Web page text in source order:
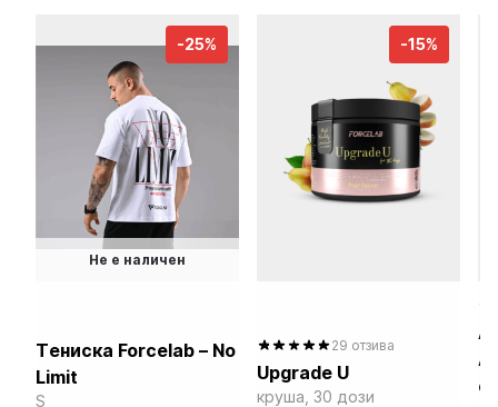
Не е наличен
-25%
Tениска Forcelab – No
Limit
S
-15%
out of 5
29 отзива
Upgrade U
круша, 30 дози